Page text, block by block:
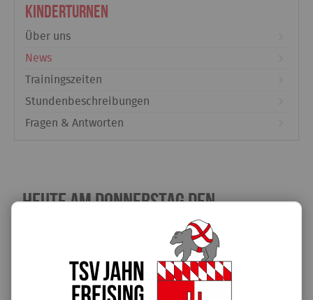
Kinderturnen
Über uns
News
Trainingszeiten
Stundenbeschreibungen
Fragen & Antworten
Heute am Donnerstag den
31.03.2022 fällt das Eltern Kind
Turnen am Vormittag leider aus!
31.03.2022